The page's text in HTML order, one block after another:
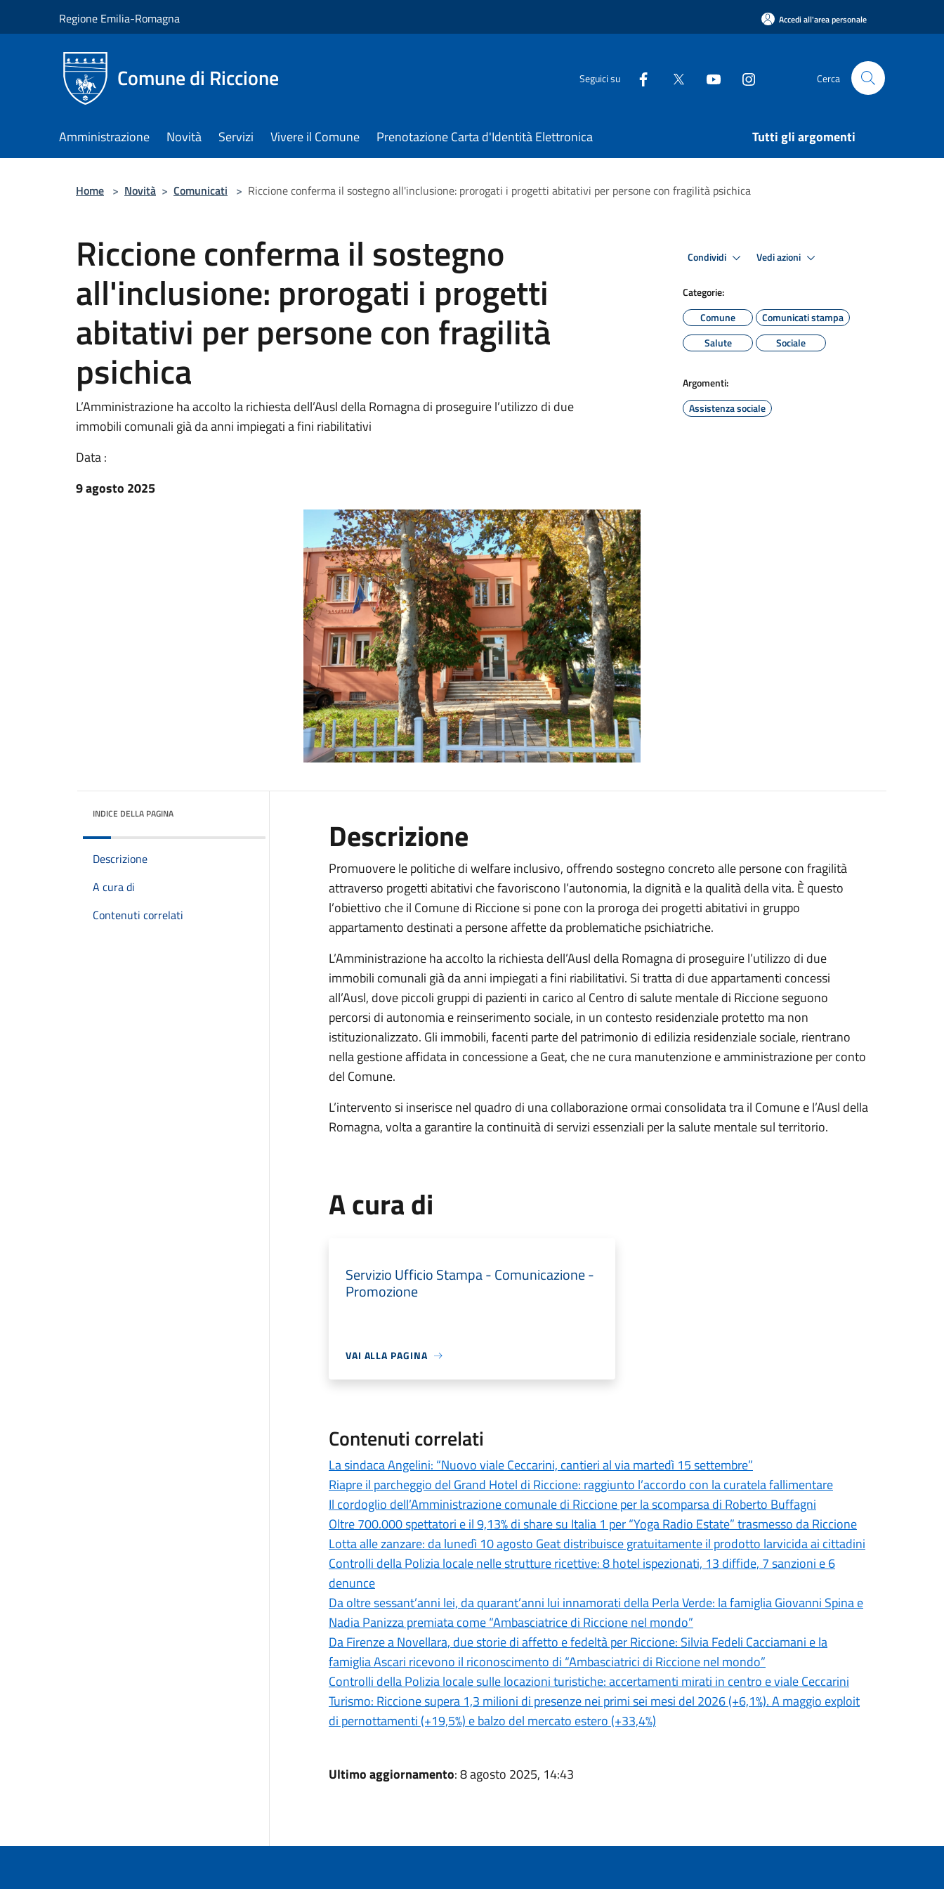
Regione Emilia-Romagna Accedi all'area personale
Comune di Riccione Seguici su Cerca
Amministrazione Novità Servizi Vivere il Comune Prenotazione Carta d'Identità Elettronica Tutti gli argomenti
Home > Novità > Comunicati > Riccione conferma il sostegno all'inclusione: prorogati i progetti abitativi per persone con fragilità psichica
Riccione conferma il sostegno
all'inclusione: prorogati i progetti
abitativi per persone con fragilità
psichica
L’Amministrazione ha accolto la richiesta dell’Ausl della Romagna di proseguire l’utilizzo di due
immobili comunali già da anni impiegati a fini riabilitativi
Data :
9 agosto 2025
Condividi Vedi azioni
Categorie:
Comune
Comunicati stampa
Salute
Sociale
Argomenti:
Assistenza sociale
INDICE DELLA PAGINA
Descrizione
A cura di
Contenuti correlati
Descrizione
Promuovere le politiche di welfare inclusivo, offrendo sostegno concreto alle persone con fragilità
attraverso progetti abitativi che favoriscono l’autonomia, la dignità e la qualità della vita. È questo
l’obiettivo che il Comune di Riccione si pone con la proroga dei progetti abitativi in gruppo
appartamento destinati a persone affette da problematiche psichiatriche.
L’Amministrazione ha accolto la richiesta dell’Ausl della Romagna di proseguire l’utilizzo di due
immobili comunali già da anni impiegati a fini riabilitativi. Si tratta di due appartamenti concessi
all’Ausl, dove piccoli gruppi di pazienti in carico al Centro di salute mentale di Riccione seguono
percorsi di autonomia e reinserimento sociale, in un contesto residenziale protetto ma non
istituzionalizzato. Gli immobili, facenti parte del patrimonio di edilizia residenziale sociale, rientrano
nella gestione affidata in concessione a Geat, che ne cura manutenzione e amministrazione per conto
del Comune.
L’intervento si inserisce nel quadro di una collaborazione ormai consolidata tra il Comune e l’Ausl della
Romagna, volta a garantire la continuità di servizi essenziali per la salute mentale sul territorio.
A cura di
Servizio Ufficio Stampa - Comunicazione -
Promozione
VAI ALLA PAGINA
Contenuti correlati
La sindaca Angelini: “Nuovo viale Ceccarini, cantieri al via martedì 15 settembre”
Riapre il parcheggio del Grand Hotel di Riccione: raggiunto l’accordo con la curatela fallimentare
Il cordoglio dell’Amministrazione comunale di Riccione per la scomparsa di Roberto Buffagni
Oltre 700.000 spettatori e il 9,13% di share su Italia 1 per “Yoga Radio Estate” trasmesso da Riccione
Lotta alle zanzare: da lunedì 10 agosto Geat distribuisce gratuitamente il prodotto larvicida ai cittadini
Controlli della Polizia locale nelle strutture ricettive: 8 hotel ispezionati, 13 diffide, 7 sanzioni e 6
denunce
Da oltre sessant’anni lei, da quarant’anni lui innamorati della Perla Verde: la famiglia Giovanni Spina e
Nadia Panizza premiata come “Ambasciatrice di Riccione nel mondo”
Da Firenze a Novellara, due storie di affetto e fedeltà per Riccione: Silvia Fedeli Cacciamani e la
famiglia Ascari ricevono il riconoscimento di “Ambasciatrici di Riccione nel mondo”
Controlli della Polizia locale sulle locazioni turistiche: accertamenti mirati in centro e viale Ceccarini
Turismo: Riccione supera 1,3 milioni di presenze nei primi sei mesi del 2026 (+6,1%). A maggio exploit
di pernottamenti (+19,5%) e balzo del mercato estero (+33,4%)
Ultimo aggiornamento: 8 agosto 2025, 14:43